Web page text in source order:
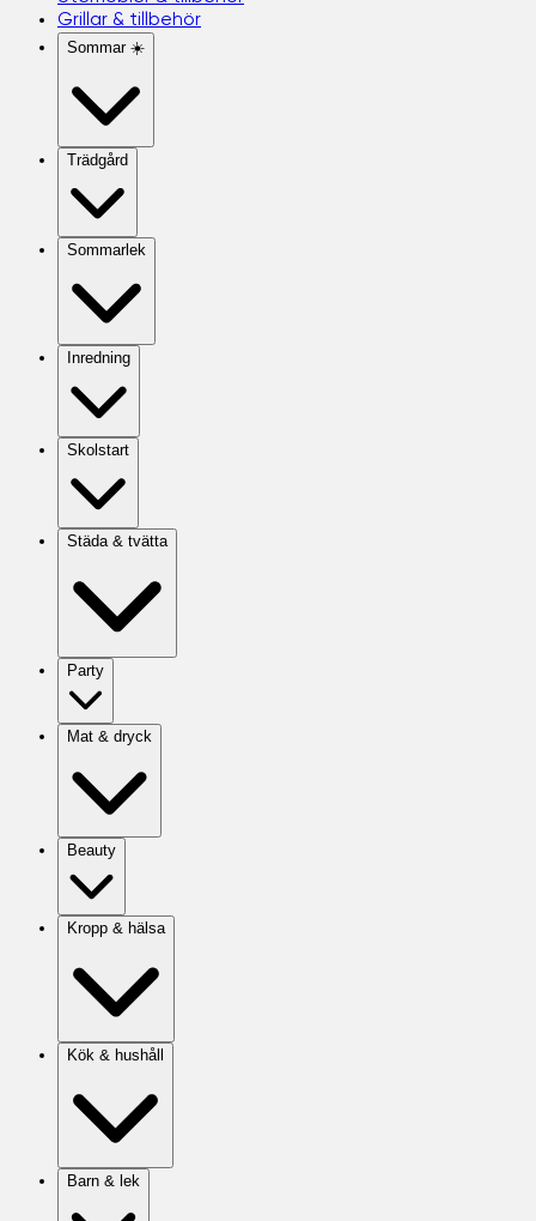
Grillar & tillbehör
Sommar ☀️
Trädgård
Sommarlek
Inredning
Skolstart
Städa & tvätta
Party
Mat & dryck
Beauty
Kropp & hälsa
Kök & hushåll
Barn & lek